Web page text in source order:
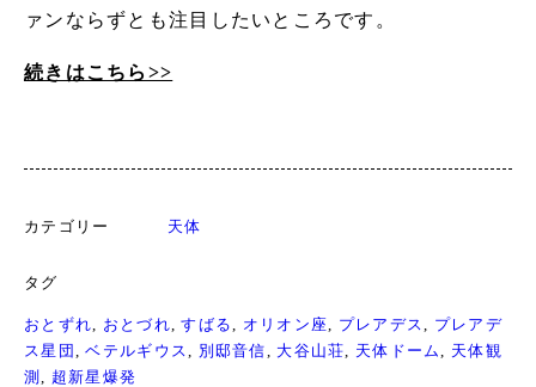
ァンならずとも注目したいところです。
続きはこちら>>
カテゴリー 天体
タグ
おとずれ, おとづれ, すばる, オリオン座, プレアデス, プレアデ
ス星団 , ベテルギウス, 別邸音信, 大谷山荘, 天体ドーム, 天体観
測, 超新星爆発